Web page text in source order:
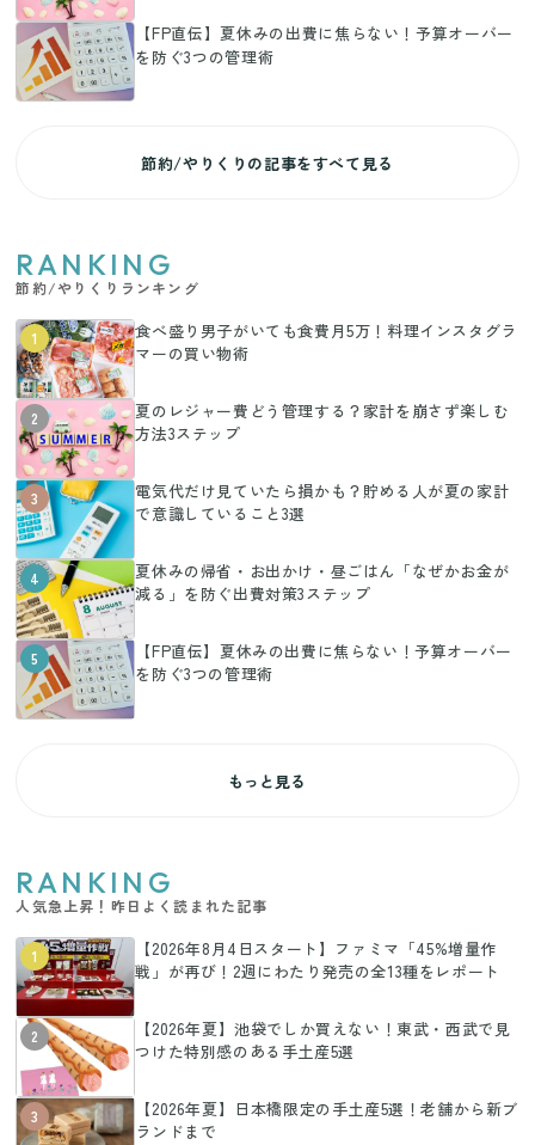
【FP直伝】夏休みの出費に焦らない！予算オーバー
を防ぐ3つの管理術
節約/やりくりの記事をすべて見る
RANKING
節約/やりくりランキング
1
食べ盛り男子がいても食費月5万！料理インスタグラ
マーの買い物術
2
夏のレジャー費どう管理する？家計を崩さず楽しむ
方法3ステップ
3
電気代だけ見ていたら損かも？貯める人が夏の家計
で意識していること3選
4
夏休みの帰省・お出かけ・昼ごはん「なぜかお金が
減る」を防ぐ出費対策3ステップ
5
【FP直伝】夏休みの出費に焦らない！予算オーバー
を防ぐ3つの管理術
もっと見る
RANKING
人気急上昇！昨日よく読まれた記事
1
【2026年8月4日スタート】ファミマ「45%増量作
戦」が再び！2週にわたり発売の全13種をレポート
2
【2026年夏】池袋でしか買えない！東武・西武で見
つけた特別感のある手土産5選
3
【2026年夏】日本橋限定の手土産5選！老舗から新ブ
ランドまで